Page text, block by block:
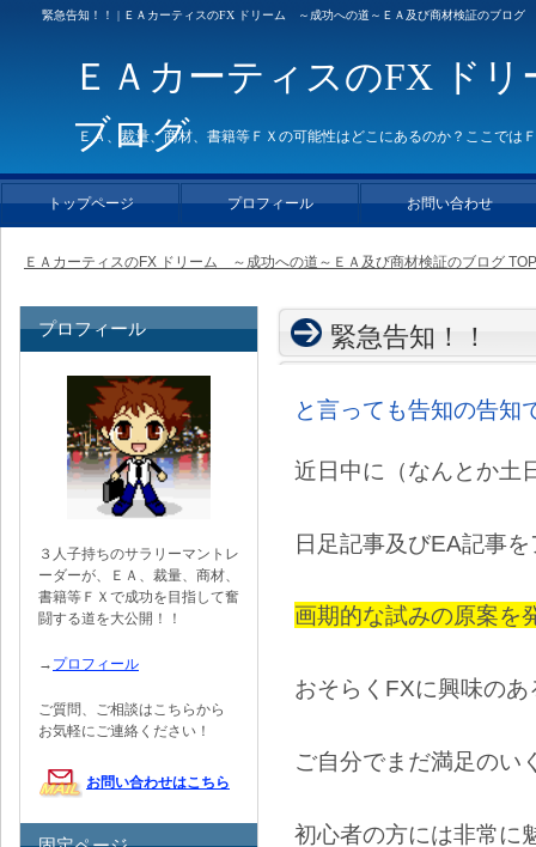
緊急告知！！ | ＥＡカーティスのFX ドリーム ～成功への道～ＥＡ及び商材検証のブログ
緊急告知！！
と言っても告知の告知
近日中に（なんとか土
日足記事及びEA記事
画期的な試みの原案を
おそらくFXに興味のあ
ご自分でまだ満足のい
初心者の方には非常に
プロフィール
３人子持ちのサラリーマントレ
ーダーが、ＥＡ、裁量、商材、
書籍等ＦＸで成功を目指して奮
闘する道を大公開！！
→ プロフィール
ご質問、ご相談はこちらから
お気軽にご連絡ください！
お問い合わせはこちら
ＥＡカーティスのFX ドリーム ～成功への道～ＥＡ及び商材検証のブログ TOP
ＥＡカーティスのFX ド
ブログ
ＥＡ、裁量、商材、書籍等ＦＸの可能性はどこにあるのか？ここで
トップページ プロフィール お問い合わせ